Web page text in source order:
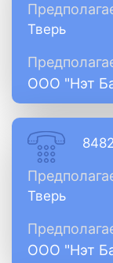
Тверь
ООО "Нэт
Тверь
ООО "Нэт